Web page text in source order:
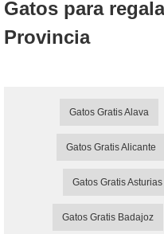
Gatos para
Provincia
Gatos Gratis Alava
Gatos Gratis Alicante
Gatos Gratis Asturias
Gatos Gratis Badajoz